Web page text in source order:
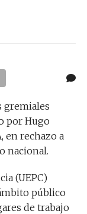
gremiales
por Hugo
en rechazo a
nacional.
(UEPC)
público
de trabajo